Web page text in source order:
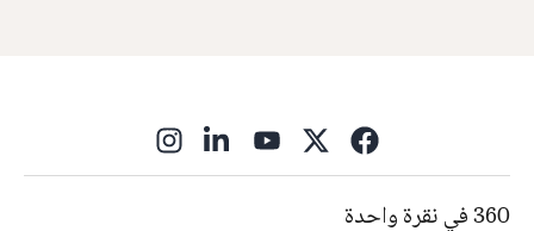
360 في نقرة واحدة